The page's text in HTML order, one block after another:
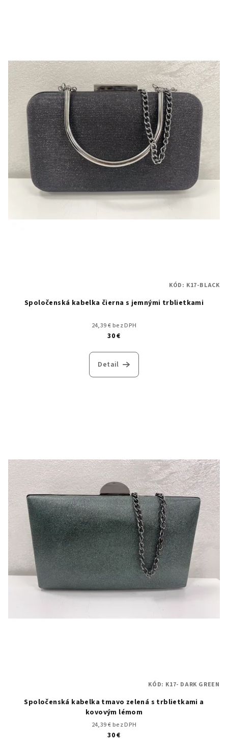
Spoločenská kabelka čierna s jemnými trblietkami
24,39 € bez DPH
30 €
Detail
KÓD: K17-BLACK
Spoločenská kabelka tmavo zelená s trblietkami a
kovovým lémom
24,39 € bez DPH
30 €
KÓD: K17- DARK GREEN